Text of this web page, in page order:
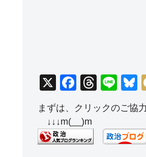
X
F
c
e
b
T
e
a
d
Li
e
u
e
y
まずは、クリックのご協
↓↓↓m(__)m